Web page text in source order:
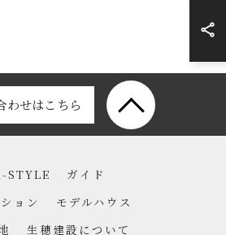
わせはこちら
STYLE
ガイド
ョン
モデルハウス
生穂建設について